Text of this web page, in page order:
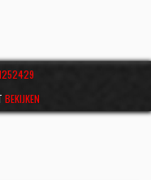
BEKIJKEN